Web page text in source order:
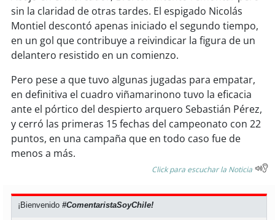
soy arauco
soytemuco
soyvaldivia
soy osorno
soypuertomontt
sin la claridad de otras tardes. El espigado Nicolás
Montiel descontó apenas iniciado el segundo tiempo,
en un gol que contribuye a reivindicar la figura de un
delantero resistido en un comienzo.
Pero pese a que tuvo algunas jugadas para empatar,
en definitiva el cuadro viñamarinono tuvo la eficacia
ante el pórtico del despierto arquero Sebastián Pérez,
y cerró las primeras 15 fechas del campeonato con 22
puntos, en una campaña que en todo caso fue de
menos a más.
Click para escuchar la Noticia
¡Bienvenido#ComentaristaSoyChile!